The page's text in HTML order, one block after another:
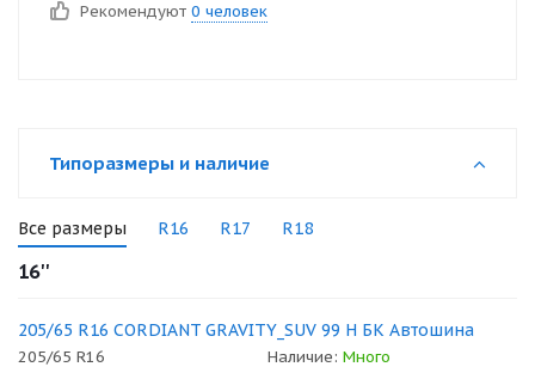
Рекомендуют 0 человек
Типоразмеры и наличие
Все размеры R16 R17 R18
16''
205/65 R16 CORDIANT GRAVITY_SUV 99 H БК Автошина
205/65 R16 Наличие: Много